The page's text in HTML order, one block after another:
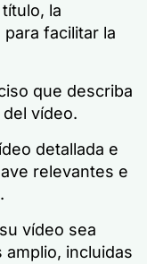
la
facilitar la
que describa
vídeo.
detallada e
relevantes e
vídeo sea
amplio, incluidas